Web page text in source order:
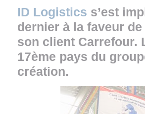
ID Logistics s’est
dernier à la faveur
son client Carrefour.
17ème pays du
création.